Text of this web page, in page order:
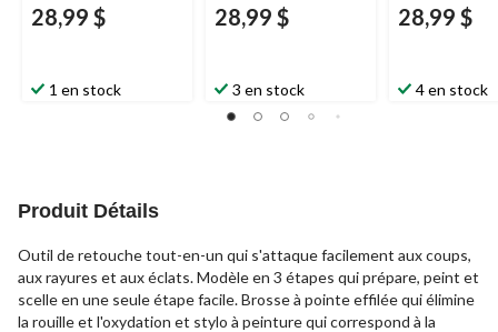
28,99 $
1 en stock
28,99 $
3 en stock
28,99 $
4 en stock
Produit Détails
Outil de retouche tout-en-un qui s'attaque facilement aux coups,
aux rayures et aux éclats. Modèle en 3 étapes qui prépare, peint et
scelle en une seule étape facile. Brosse à pointe effilée qui élimine
la rouille et l'oxydation et stylo à peinture qui correspond à la